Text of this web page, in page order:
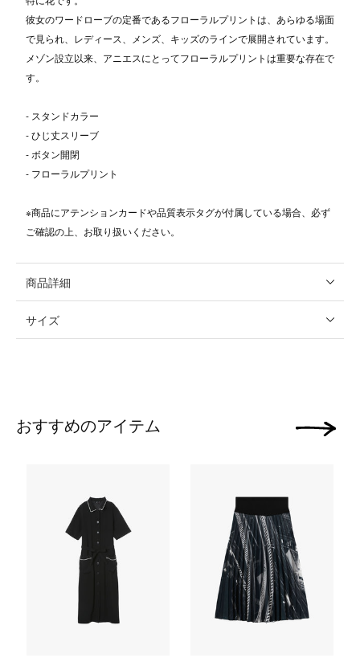
彼女のワードローブの定番であるフローラルプリントは、あらゆる場面
で見られ、レディース、メンズ、キッズのラインで展開されています。
メゾン設立以来、アニエスにとってフローラルプリントは重要な存在で
す。
- スタンドカラー
- ひじ丈スリーブ
- ボタン開閉
- フローラルプリント
※商品にアテンションカードや品質表示タグが付属している場合、必ず
ご確認の上、お取り扱いください。
商品詳細
サイズ
おすすめのアイテム 次の画像